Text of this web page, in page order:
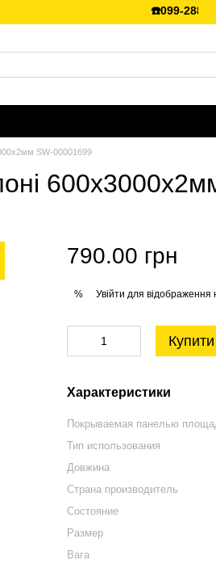
☎️099-288-99-66
SW-00001699
790.00 грн
% Увійти для відображення
Купити
Характеристики
Покрываемая панелью
Тип использования
Довжина
Страна производитель
Состояние
Размер
Вага